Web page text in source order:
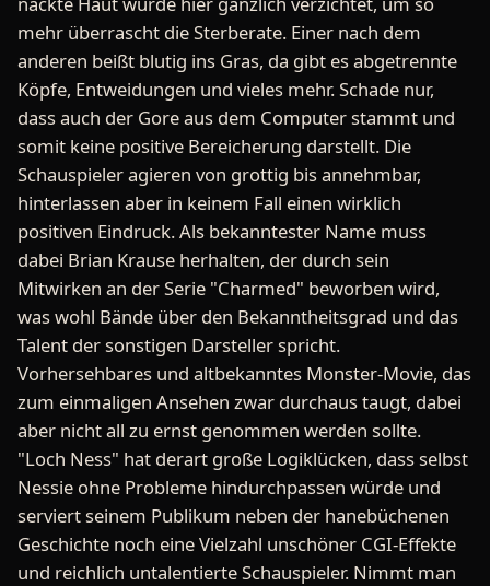
mehr überrascht die Sterberate. Einer nach dem
anderen beißt blutig ins Gras, da gibt es abgetrennte
Köpfe, Entweidungen und vieles mehr. Schade nur,
dass auch der Gore aus dem Computer stammt und
somit keine positive Bereicherung darstellt. Die
Schauspieler agieren von grottig bis annehmbar,
hinterlassen aber in keinem Fall einen wirklich
positiven Eindruck. Als bekanntester Name muss
dabei Brian Krause herhalten, der durch sein
Mitwirken an der Serie "Charmed" beworben wird,
was wohl Bände über den Bekanntheitsgrad und das
Talent der sonstigen Darsteller spricht.
Vorhersehbares und altbekanntes Monster-Movie, das
zum einmaligen Ansehen zwar durchaus taugt, dabei
aber nicht all zu ernst genommen werden sollte.
"Loch Ness" hat derart große Logiklücken, dass selbst
Nessie ohne Probleme hindurchpassen würde und
serviert seinem Publikum neben der hanebüchenen
Geschichte noch eine Vielzahl unschöner CGI-Effekte
und reichlich untalentierte Schauspieler. Nimmt man